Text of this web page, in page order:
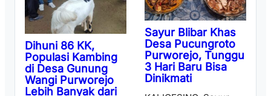
Dihuni 86 KK,
Populasi Kambing
di Desa Gunung
Wangi Purworejo
Lebih Banyak dari
Sayur Blibar Khas
Desa Pucungroto
Purworejo, Tunggu
3 Hari Baru Bisa
Dinikmati